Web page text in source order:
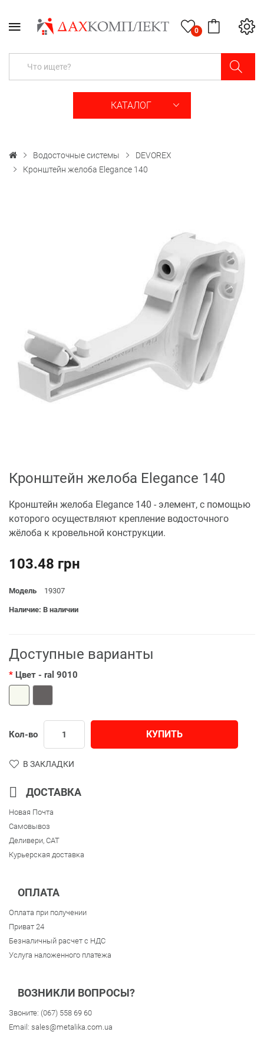
0
КАТАЛОГ
Водосточные системы
DEVOREX
Кронштейн желоба Elegance 140
Кронштейн желоба Elegance 140
Кронштейн желоба Elegance 140 - элемент, с помощью
которого осуществляют крепление водосточного
жёлоба к кровельной конструкции.
103.48 грн
Модель 19307
Наличие: В наличии
Доступные варианты
Цвет - ral 9010
Кол-во КУПИТЬ
В ЗАКЛАДКИ
ДОСТАВКА
Новая Почта
Самовывоз
Деливери, CAT
Курьерская доставка
ОПЛАТА
Оплата при получении
Приват 24
Безналичный расчет с НДС
Услуга наложенного платежа
ВОЗНИКЛИ ВОПРОСЫ?
Звоните: (067) 558 69 60
Email: sales@metalika.com.ua